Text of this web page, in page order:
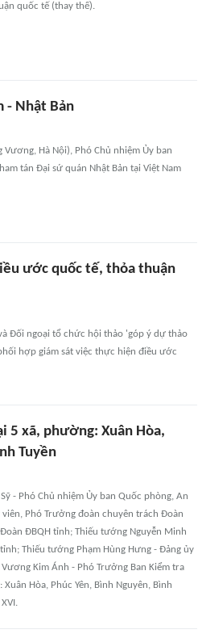
quốc tế (thay thế).
- Nhật Bản
Hà Nội), Phó Chủ nhiệm Ủy ban
tán Đại sứ quán Nhật Bản tại Việt Nam
ước quốc tế, thỏa thuận
Đối ngoại tổ chức hội thảo 'góp ý dự thảo
hợp giám sát việc thực hiện điều ước
xã, phường: Xuân Hòa,
Tuyền
- Phó Chủ nhiệm Ủy ban Quốc phòng, An
Phó Trưởng đoàn chuyên trách Đoàn
ĐBQH tỉnh; Thiếu tướng Nguyễn Minh
Thiếu tướng Phạm Hùng Hưng - Đảng ủy
Kim Ánh - Phó Trưởng Ban Kiểm tra
Hòa, Phúc Yên, Bình Nguyên, Bình